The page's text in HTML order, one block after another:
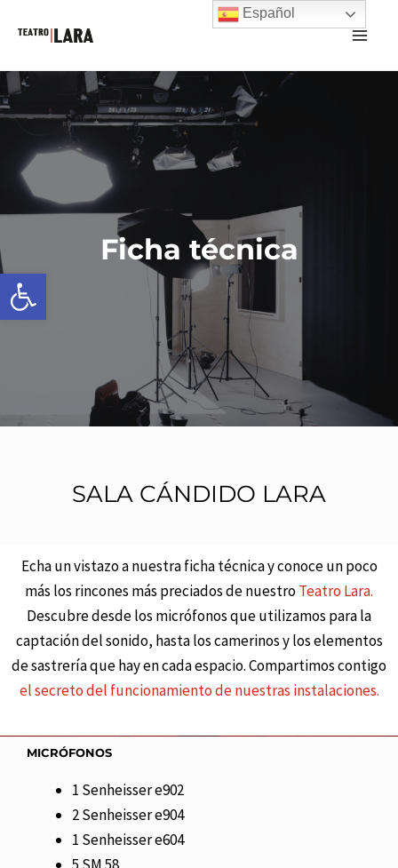
Abrir barra de herramientas
Ficha técnica
SALA CÁNDIDO LARA
Echa un vistazo a nuestra ficha técnica y conoce un poco
más los rincones más preciados de nuestroTeatro Lara.
Descubre desde los micrófonos que utilizamos para la
captación del sonido, hasta los camerinos y los elementos
de sastrería que hay en cada espacio. Compartimos contigo
el secreto del funcionamiento de nuestras instalaciones.
MICRÓFONOS
1 Senheisser e902
2 Senheisser e904
1 Senheisser e604
Español